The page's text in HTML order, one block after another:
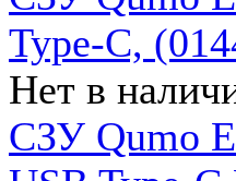
Type-C,
Нет в
СЗУ Qumo